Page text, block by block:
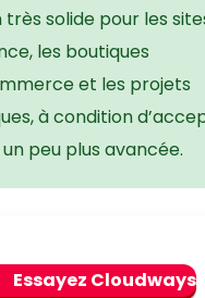
très solide pour les
les boutiques
et les projets
à condition
peu plus avancée.
Essayez Cloudways